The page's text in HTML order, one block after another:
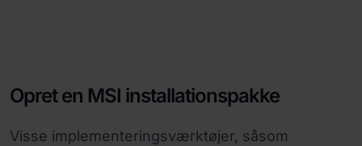
Opret en MSI installationspakke
Visse implementeringsværktøjer, såsom